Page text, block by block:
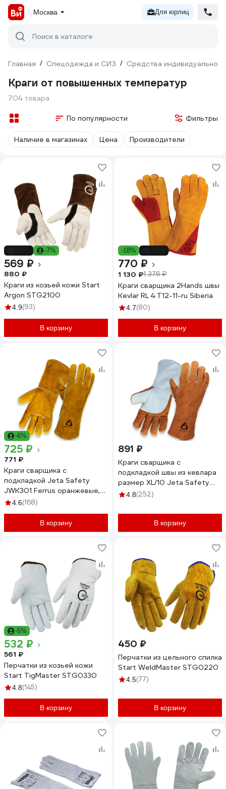
Москва Для юрлиц
Поиск в каталоге
Главная / Спецодежда и СИЗ / Средства индивидуальной
Краги от повышенных температур
704 товара
По популярности Фильтры
Наличие в магазинах Цена Производители
-7%
569 ₽
880 ₽
Краги из козьей кожи Start
Argon STG2100
4.9(93)
В корзину
-18%
770 ₽
1 130 ₽1 376 ₽
Краги сварщика 2Hands швы
Kevlar RL 4 Т12-11-ru Siberia
4.7(80)
В корзину
-6%
725 ₽
771 ₽
Краги сварщика с
подкладкой Jeta Safety
JWK301 Ferrus оранжевые,
р.10/XL JWK301-XL
4.6(168)
В корзину
891 ₽
Краги сварщика с
подкладкой швы из кевлара
размер XL/10 Jeta Safety
JWK401-XL
4.8(252)
В корзину
-5%
532 ₽
561 ₽
Перчатки из козьей кожи
Start TigMaster STG0330
4.8(145)
В корзину
450 ₽
Перчатки из цельного спилка
Start WeldMaster STG0220
4.5(77)
В корзину